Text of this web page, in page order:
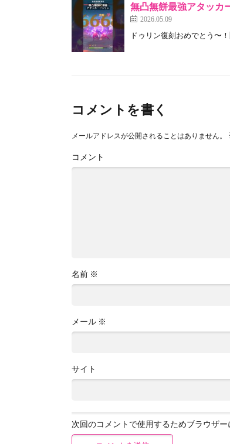
無凸無餅最強アタッカ
2026.05.09
ドゥリン復刻おめでとう〜
コメントを書く
メールアドレスが公開されることはありません。
コメント
名前 ※
メール ※
サイト
次回のコメントで使用するためブラウザ